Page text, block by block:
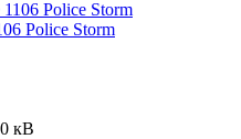
Police Storm
кВ